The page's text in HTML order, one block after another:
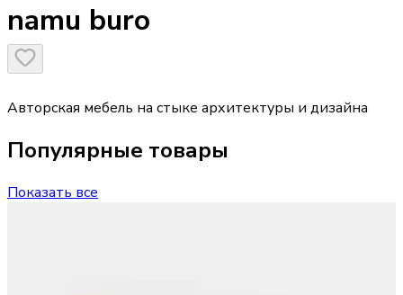
namu buro
Авторская мебель на стыке архитектуры и дизайна
Популярные товары
Показать все